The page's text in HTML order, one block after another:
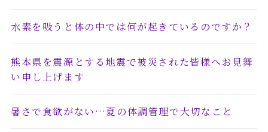
水素を吸うと体の中では何が起きているのですか？
熊本県を震源とする地震で被災された皆様へお見舞
い申し上げます
暑さで食欲がない…夏の体調管理で大切なこと